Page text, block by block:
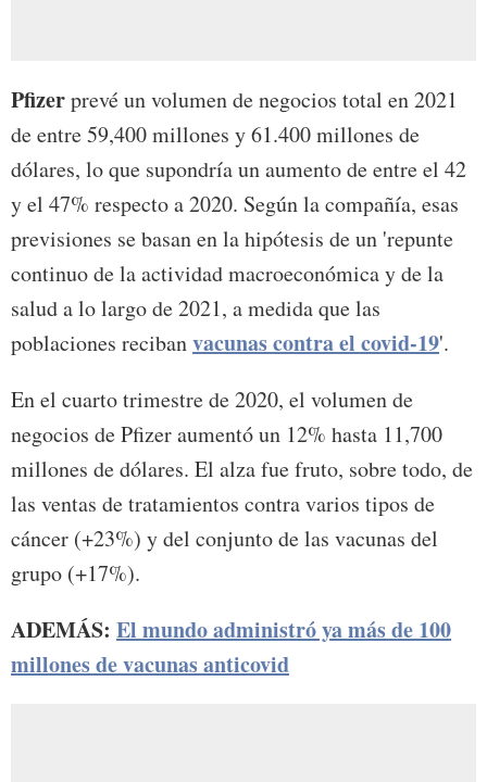
Pfizerprevé un volumen de negocios total en 2021
de entre 59,400 millones y 61.400 millones de
dólares, lo que supondría un aumento de entre el 42
y el 47% respecto a 2020. Según la compañía, esas
previsiones se basan en la hipótesis de un 'repunte
continuo de la actividad macroeconómica y de la
salud a lo largo de 2021, a medida que las
poblaciones recibanvacunas contra el covid-19'.
En el cuarto trimestre de 2020, el volumen de
negocios de Pfizer aumentó un 12% hasta 11,700
millones de dólares. El alza fue fruto, sobre todo, de
las ventas de tratamientos contra varios tipos de
cáncer (+23%) y del conjunto de las vacunas del
grupo (+17%).
ADEMÁS: El mundo administró ya más de 100
millones de vacunas anticovid